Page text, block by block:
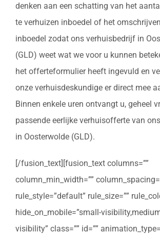
denken aan een schatting van het
te verhuizen inboedel of het
inboedel zodat ons verhuisbedrijf in
(GLD) weet wat we voor u kunnen
het offerteformulier heeft ingevuld en
onze verhuisdeskundige er direct mee
Binnen enkele uren ontvangt u, geheel
passende eerlijke verhuisofferte van
in Oosterwolde (GLD).
[/fusion_text][fusion_text columns=””
column_min_width=””
rule_style=”default” rule_size=””
hide_on_mobile=”small-
visibility” class=”” id=””